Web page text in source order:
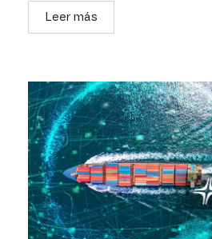
Leer más